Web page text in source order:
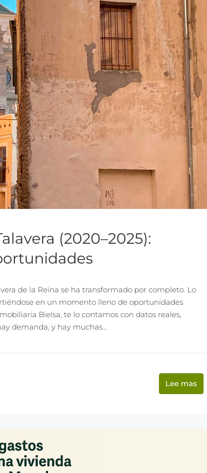
(2020–2025):
de la Reina se ha transformado por completo. Lo
en un momento lleno de oportunidades
Bielsa, te lo contamos con datos reales,
demanda, y hay muchas...
Lee mas